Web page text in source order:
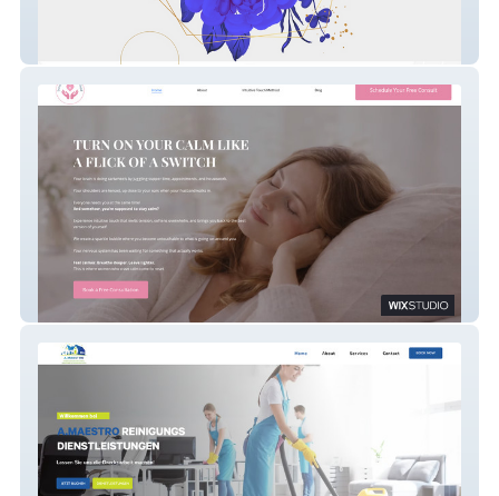
Ensemble Caprice
Intuitive Touch Method